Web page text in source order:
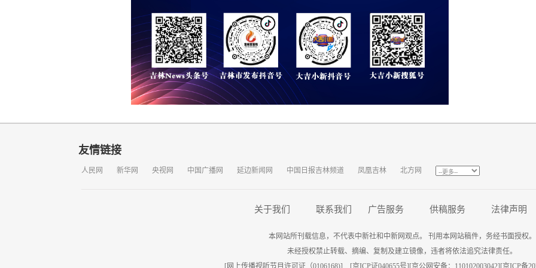
友情链接
人民网 新华网 央视网 中国广播网 延边新闻网 中国日报吉林频道 凤凰吉林 北方网
关于我们 联系我们 广告服务 供稿服务 法律声明
本网站所刊载信息，不代表中新社和中新网观点。 刊用本网站稿件，务经书面授权。
未经授权禁止转载、摘编、复制及建立镜像，违者将依法追究法律责任。
[网上传播视听节目许可证（0106168)] [京ICP证040655号][京公网安备：110102003042][京ICP备